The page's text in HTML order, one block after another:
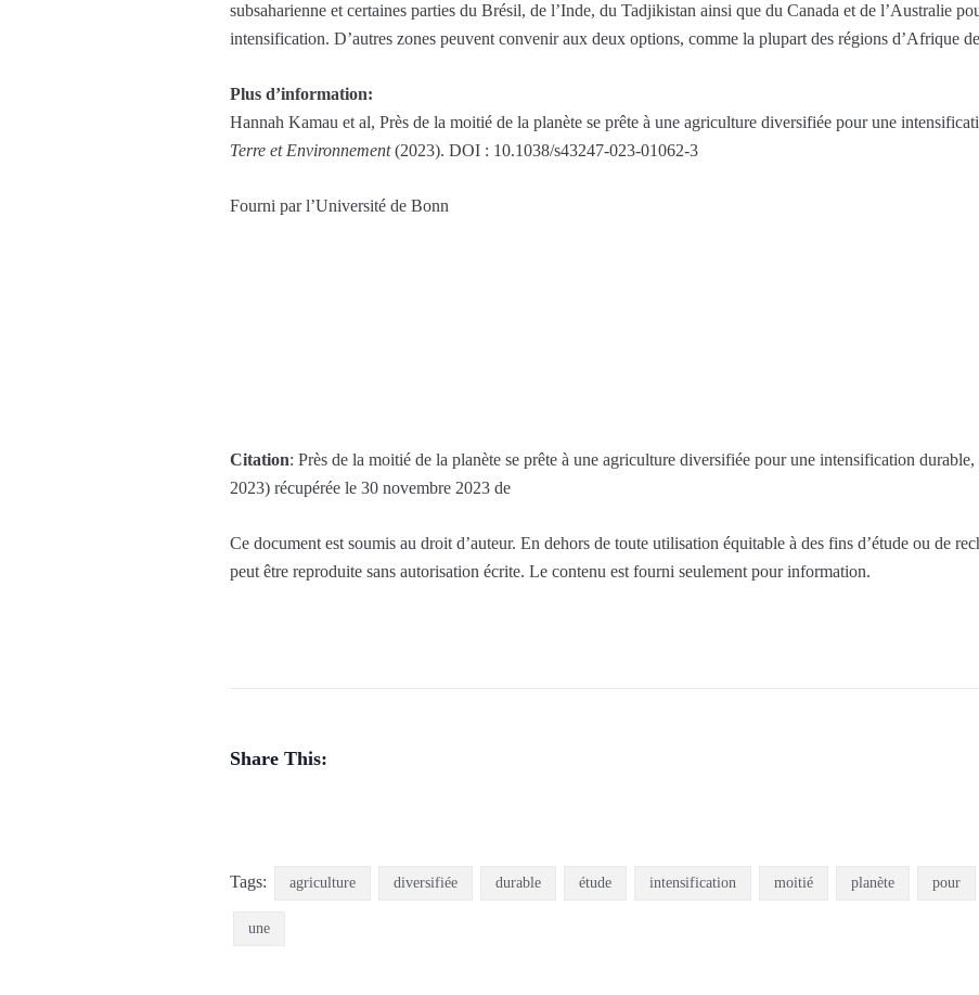
subsaharienne et certaines parties du Brésil, de l’Inde, du Tadjikistan ainsi que du Canada et de l’Australie
intensification. D’autres zones peuvent convenir aux deux options, comme la plupart des régions d’Afrique
Plus d’information:
Hannah Kamau et al, Près de la moitié de la planète se prête à une agriculture diversifiée pour une
Terre et Environnement(2023). DOI : 10.1038/s43247-023-01062-3
Fourni par l’Université de Bonn
Citation: Près de la moitié de la planète se prête à une agriculture diversifiée pour une intensification
2023) récupérée le 30 novembre 2023 de
Ce document est soumis au droit d’auteur. En dehors de toute utilisation équitable à des fins d’étude ou de
peut être reproduite sans autorisation écrite. Le contenu est fourni seulement pour information.
Share This:
Tags: agriculture diversifiée durable étude intensification moitié planète pour
une